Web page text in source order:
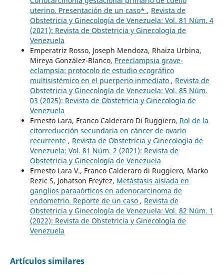
uterino. Presentación de un caso* , Revista de
Obstetricia y Ginecología de Venezuela: Vol. 81 Núm. 4
(2021): Revista de Obstetricia y Ginecología de
Venezuela
Emperatriz Rosso, Joseph Mendoza, Rhaiza Urbina,
Mireya González-Blanco, Preeclampsia grave-
eclampsia: protocolo de estudio ecográfico
multisistémico en el puerperio inmediato , Revista de
Obstetricia y Ginecología de Venezuela: Vol. 85 Núm.
03 (2025): Revista de Obstetricia y Ginecología de
Venezuela
Ernesto Lara, Franco Calderaro Di Ruggiero, Rol de la
citorreducción secundaria en cáncer de ovario
recurrente , Revista de Obstetricia y Ginecología de
Venezuela: Vol. 81 Núm. 2 (2021): Revista de
Obstetricia y Ginecología de Venezuela
Ernesto Lara V., Franco Calderaro di Ruggiero, Marko
Rezic S, Johatson Freytez, Metástasis aislada en
ganglios paraaórticos en adenocarcinoma de
endometrio. Reporte de un caso , Revista de
Obstetricia y Ginecología de Venezuela: Vol. 82 Núm. 1
(2022): Revista de Obstetricia y Ginecología de
Venezuela
Artículos similares